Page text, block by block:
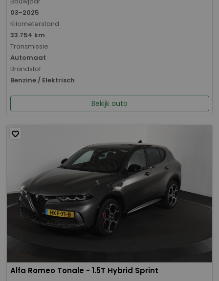
03-2025
Kilometerstand
33.754 km
Transmissie
Automaat
Brandstof
Benzine / Elektrisch
Bekijk auto
Alfa Romeo Tonale - 1.5T Hybrid Sprint